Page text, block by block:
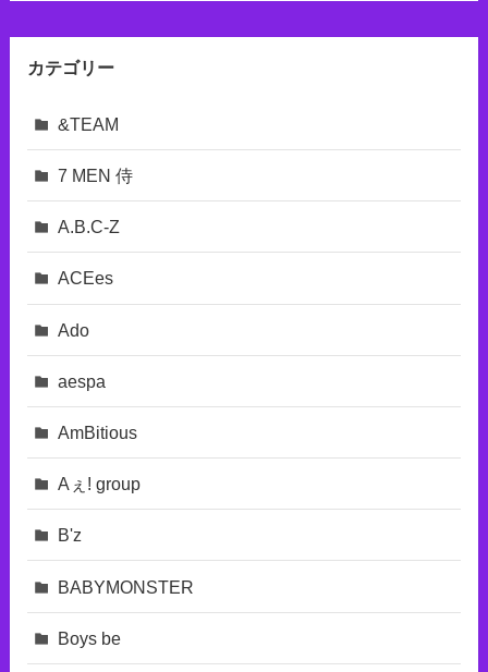
カテゴリー
&TEAM
7 MEN 侍
A.B.C-Z
ACEes
Ado
aespa
AmBitious
Aぇ! group
B'z
BABYMONSTER
Boys be